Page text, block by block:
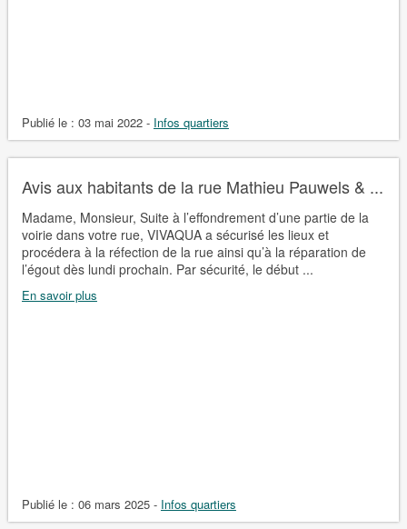
Publié le : 03 mai 2022 - Infos quartiers
Avis aux habitants de la rue Mathieu Pauwels & ...
Madame, Monsieur, Suite à l’effondrement d’une partie de la
voirie dans votre rue, VIVAQUA a sécurisé les lieux et
procédera à la réfection de la rue ainsi qu’à la réparation de
l’égout dès lundi prochain. Par sécurité, le début ...
En savoir plus
Publié le : 06 mars 2025 - Infos quartiers